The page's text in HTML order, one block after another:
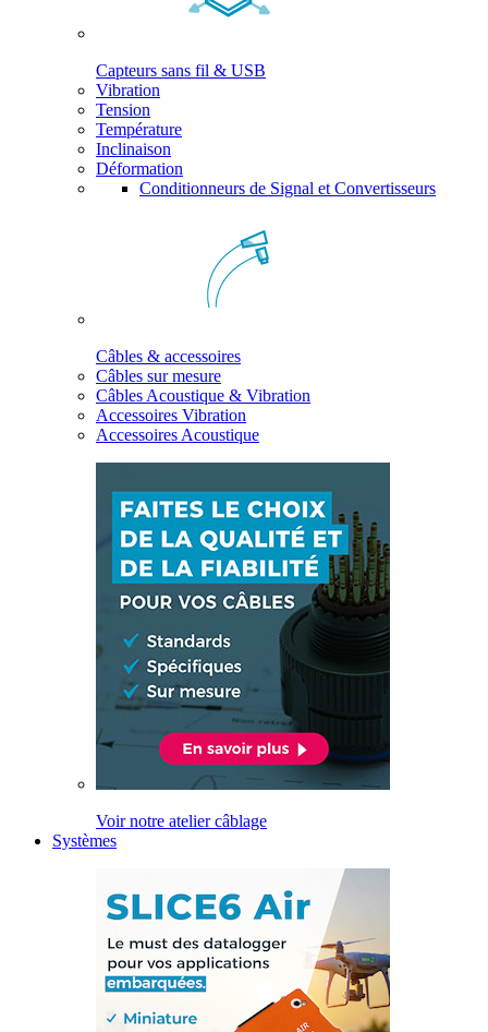
Capteurs sans fil & USB
Vibration
Tension
Température
Inclinaison
Déformation
Conditionneurs de Signal et Convertisseurs
Câbles & accessoires
Câbles sur mesure
Câbles Acoustique & Vibration
Accessoires Vibration
Accessoires Acoustique
Voir notre atelier câblage
Systèmes